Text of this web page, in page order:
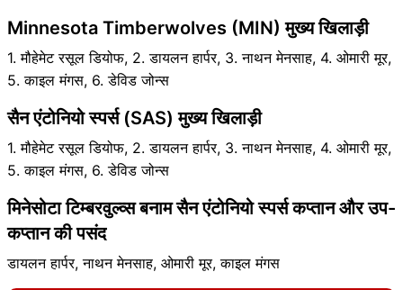
Minnesota Timberwolves (MIN) मुख्य खिलाड़ी
1. मौहेमेट रसूल डियोफ, 2. डायलन हार्पर, 3. नाथन मेनसाह, 4. ओमारी मूर,
5. काइल मंगस, 6. डेविड जोन्स
सैन एंटोनियो स्पर्स (SAS) मुख्य खिलाड़ी
1. मौहेमेट रसूल डियोफ, 2. डायलन हार्पर, 3. नाथन मेनसाह, 4. ओमारी मूर,
5. काइल मंगस, 6. डेविड जोन्स
मिनेसोटा टिम्बरवुल्व्स बनाम सैन एंटोनियो स्पर्स कप्तान और उप-
कप्तान की पसंद
डायलन हार्पर, नाथन मेनसाह, ओमारी मूर, काइल मंगस